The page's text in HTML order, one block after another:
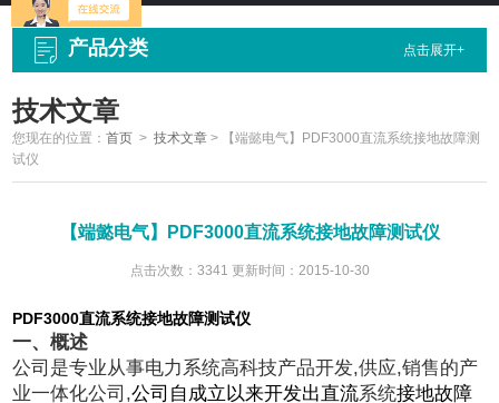
产品分类 点击展开+
技术文章
您现在的位置：首页 >技术文章 >
【端懿电气】PDF3000直流系统接地故障测
试仪
【端懿电气】PDF3000直流系统接地故障测试仪
点击次数：3341 更新时间：2015-10-30
PDF3000直流系统接地故障测试仪
一、概述
公司是专业从事电力系统高科技产品开发,供应,销售的产
业一体化公司,公司自成立以来开发出直流系统接地故障